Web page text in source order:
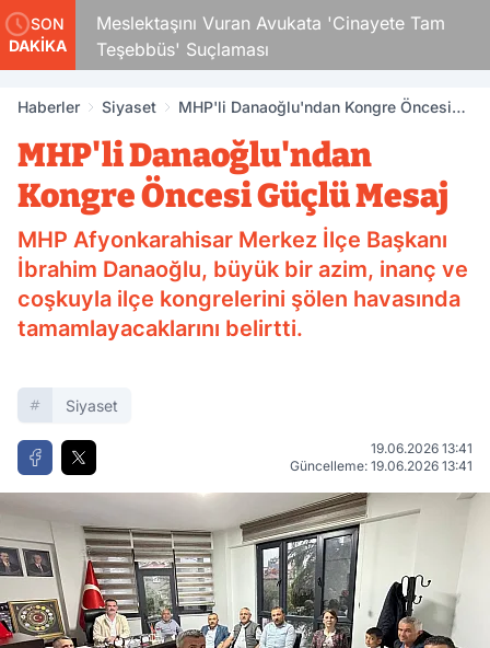
SON
DAKİKA
Meslektaşını Vuran Avukata 'Cinayete Tam
Teşebbüs' Suçlaması
Haberler Siyaset
MHP'li Danaoğlu'ndan Kongre Öncesi
MHP'li Danaoğlu'ndan
Kongre Öncesi Güçlü Mesaj
MHP Afyonkarahisar Merkez İlçe Başkanı
İbrahim Danaoğlu, büyük bir azim, inanç ve
coşkuyla ilçe kongrelerini şölen havasında
tamamlayacaklarını belirtti.
Siyaset
19.06.2026 13:41
Güncelleme: 19.06.2026 13:41